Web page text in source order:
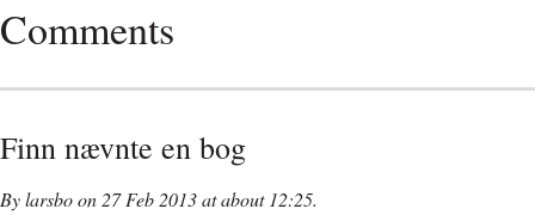
Comments
Finn nævnte en bog
By larsbo on 27 Feb 2013 at about 12:25.